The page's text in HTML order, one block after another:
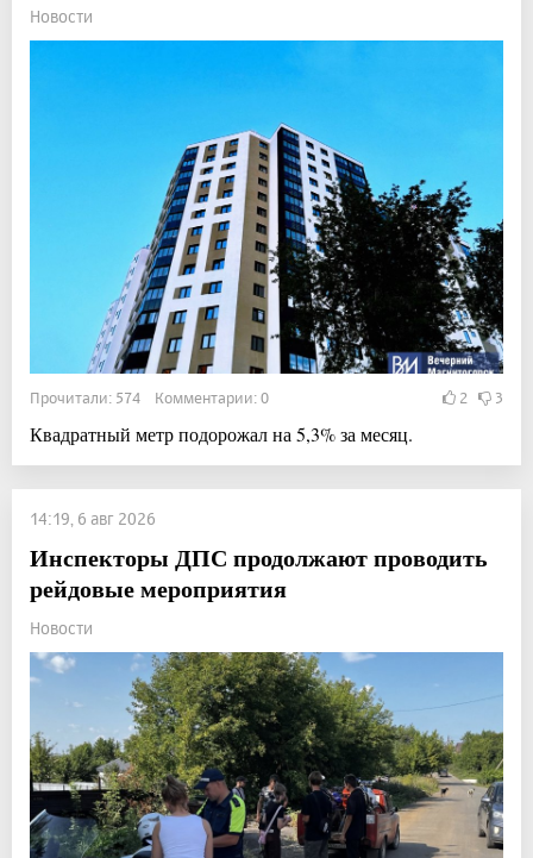
Новости
Прочитали: 574 Комментарии: 0 2 3
Квадратный метр подорожал на 5,3% за месяц.
14:19, 6 авг 2026
Инспекторы ДПС продолжают проводить
рейдовые мероприятия
Новости